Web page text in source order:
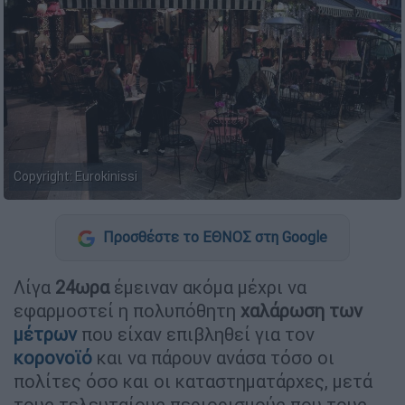
Copyright: Eurokinissi
Προσθέστε το ΕΘΝΟΣ στη Google
Λίγα 24ωραέμειναν ακόμα μέχρι να
εφαρμοστεί η πολυπόθητη χαλάρωση των
μέτρων που είχαν επιβληθεί για τον
κορονοϊό και να πάρουν ανάσα τόσο οι
πολίτες όσο και οι καταστηματάρχες, μετά